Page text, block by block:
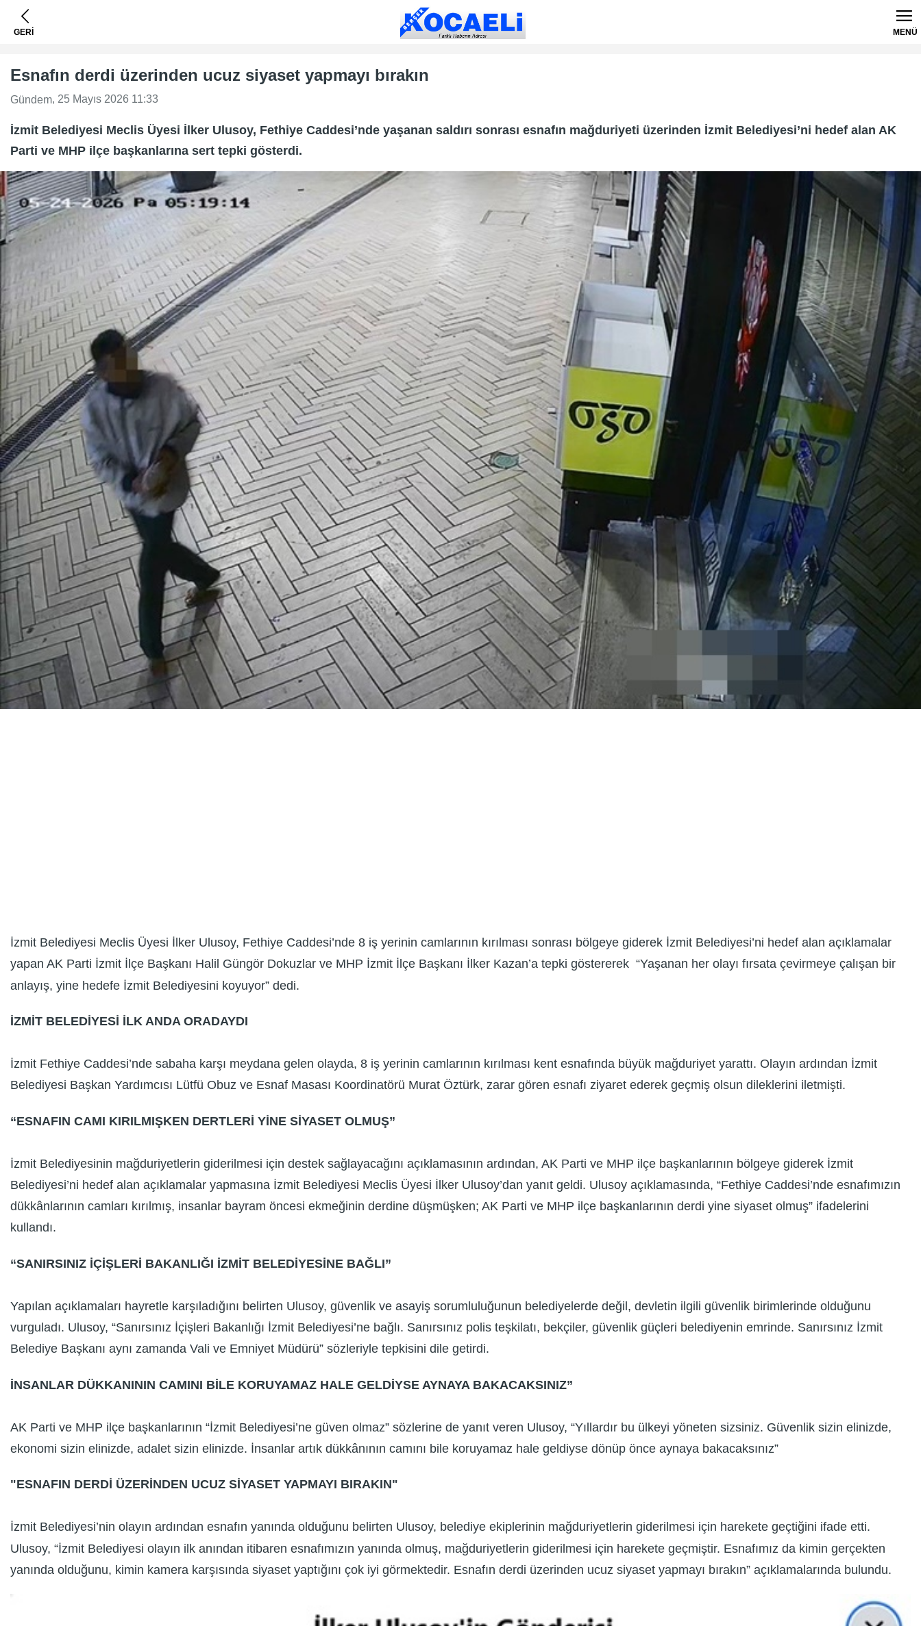
GERİ MENÜ
Esnafın derdi üzerinden ucuz siyaset yapmayı bırakın
Gündem, 25 Mayıs 2026 11:33
İzmit Belediyesi Meclis Üyesi İlker Ulusoy, Fethiye Caddesi’nde yaşanan saldırı sonrası esnafın mağduriyeti üzerinden İzmit Belediyesi’ni hedef alan AK
Parti ve MHP ilçe başkanlarına sert tepki gösterdi.
İzmit Belediyesi Meclis Üyesi İlker Ulusoy, Fethiye Caddesi’nde 8 iş yerinin camlarının kırılması sonrası bölgeye giderek İzmit Belediyesi’ni hedef alan açıklamalar
yapan AK Parti İzmit İlçe Başkanı Halil Güngör Dokuzlar ve MHP İzmit İlçe Başkanı İlker Kazan’a tepki göstererek “Yaşanan her olayı fırsata çevirmeye çalışan bir
anlayış, yine hedefe İzmit Belediyesini koyuyor” dedi.
İZMİT BELEDİYESİ İLK ANDA ORADAYDI
İzmit Fethiye Caddesi’nde sabaha karşı meydana gelen olayda, 8 iş yerinin camlarının kırılması kent esnafında büyük mağduriyet yarattı. Olayın ardından İzmit
Belediyesi Başkan Yardımcısı Lütfü Obuz ve Esnaf Masası Koordinatörü Murat Öztürk, zarar gören esnafı ziyaret ederek geçmiş olsun dileklerini iletmişti.
“ESNAFIN CAMI KIRILMIŞKEN DERTLERİ YİNE SİYASET OLMUŞ”
İzmit Belediyesinin mağduriyetlerin giderilmesi için destek sağlayacağını açıklamasının ardından, AK Parti ve MHP ilçe başkanlarının bölgeye giderek İzmit
Belediyesi’ni hedef alan açıklamalar yapmasına İzmit Belediyesi Meclis Üyesi İlker Ulusoy’dan yanıt geldi. Ulusoy açıklamasında, “Fethiye Caddesi’nde esnafımızın
dükkânlarının camları kırılmış, insanlar bayram öncesi ekmeğinin derdine düşmüşken; AK Parti ve MHP ilçe başkanlarının derdi yine siyaset olmuş” ifadelerini
kullandı.
“SANIRSINIZ İÇİŞLERİ BAKANLIĞI İZMİT BELEDİYESİNE BAĞLI”
Yapılan açıklamaları hayretle karşıladığını belirten Ulusoy, güvenlik ve asayiş sorumluluğunun belediyelerde değil, devletin ilgili güvenlik birimlerinde olduğunu
vurguladı. Ulusoy, “Sanırsınız İçişleri Bakanlığı İzmit Belediyesi’ne bağlı. Sanırsınız polis teşkilatı, bekçiler, güvenlik güçleri belediyenin emrinde. Sanırsınız İzmit
Belediye Başkanı aynı zamanda Vali ve Emniyet Müdürü” sözleriyle tepkisini dile getirdi.
İNSANLAR DÜKKANININ CAMINI BİLE KORUYAMAZ HALE GELDİYSE AYNAYA BAKACAKSINIZ”
AK Parti ve MHP ilçe başkanlarının “İzmit Belediyesi’ne güven olmaz” sözlerine de yanıt veren Ulusoy, “Yıllardır bu ülkeyi yöneten sizsiniz. Güvenlik sizin elinizde,
ekonomi sizin elinizde, adalet sizin elinizde. İnsanlar artık dükkânının camını bile koruyamaz hale geldiyse dönüp önce aynaya bakacaksınız”
"ESNAFIN DERDİ ÜZERİNDEN UCUZ SİYASET YAPMAYI BIRAKIN"
İzmit Belediyesi’nin olayın ardından esnafın yanında olduğunu belirten Ulusoy, belediye ekiplerinin mağduriyetlerin giderilmesi için harekete geçtiğini ifade etti.
Ulusoy, “İzmit Belediyesi olayın ilk anından itibaren esnafımızın yanında olmuş, mağduriyetlerin giderilmesi için harekete geçmiştir. Esnafımız da kimin gerçekten
yanında olduğunu, kimin kamera karşısında siyaset yaptığını çok iyi görmektedir. Esnafın derdi üzerinden ucuz siyaset yapmayı bırakın” açıklamalarında bulundu.